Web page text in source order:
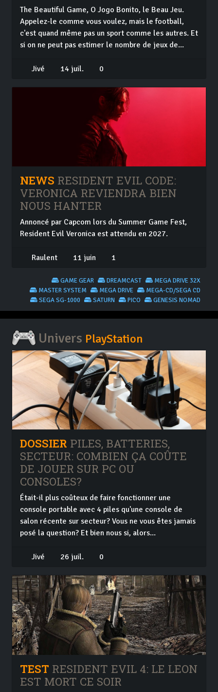
The Beautiful Game, O Jogo Bonito, le Beau Jeu.
Appelez-le comme vous voulez, mais le football,
c'est quand même pas un sport comme les autres. Et
si on ne peut pas estimer le nombre de jeux de...
Jivé 14 juil. 0
NEWS RESIDENT EVIL CODE:
VERONICA REVIENDRA BIEN
NOUS HANTER
Annoncé par Capcom lors du Summer Game Fest,
Resident Evil Veronica est attendu en 2027.
Raulent 11 juin 1
MEGA DRIVE 32X
DREAMCAST
GAME GEAR
MEGA-CD/SEGA CD
MEGA DRIVE
MASTER SYSTEM
GENESIS NOMAD
PICO
SATURN
SEGA SG-1000
Univers PlayStation
DOSSIER PILES, BATTERIES,
SECTEUR: COMBIEN ÇA COÛTE
DE JOUER SUR PC OU
CONSOLES?
Était-il plus coûteux de faire fonctionner une
console portable avec 4 piles qu'une console de
salon récente sur secteur? Vous ne vous êtes jamais
posé la question? Et bien nous si, alors...
Jivé 26 juil. 0
TEST RESIDENT EVIL 4: LE LEON
EST MORT CE SOIR